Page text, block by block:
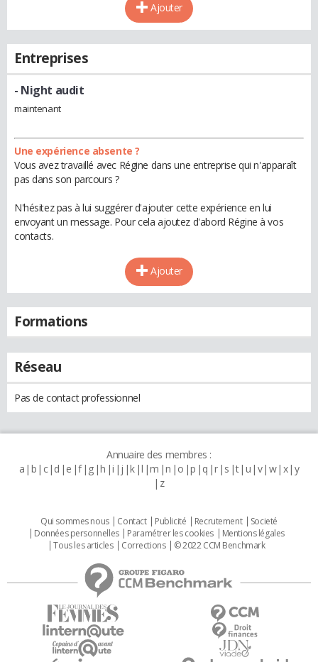
Ajouter
Entreprises
- Night audit
maintenant
Une expérience absente ?
Vous avez travaillé avec Régine dans une entreprise qui n'apparaît
pas dans son parcours ?
N'hésitez pas à lui suggérer d'ajouter cette expérience en lui
envoyant un message. Pour cela ajoutez d'abord Régine à vos
contacts.
Ajouter
Formations
Réseau
Pas de contact professionnel
Annuaire des membres :
a b c d e f g h i j k l m n o p q r s t u v w x y
z
Qui sommes nous Contact Publicité Recrutement
Societé
Données personnelles
Paramétrer les cookies
Mentions légales
Tous les articles
Corrections © 2022 CCM Benchmark